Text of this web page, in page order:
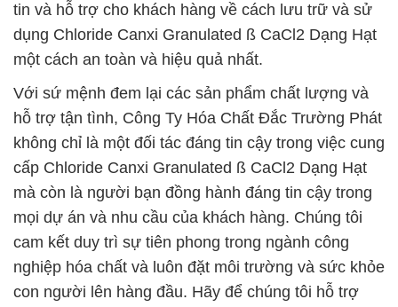
tin và hỗ trợ cho khách hàng về cách lưu trữ và sử
dụng Chloride Canxi Granulated ß CaCl2 Dạng Hạt
một cách an toàn và hiệu quả nhất.
Với sứ mệnh đem lại các sản phẩm chất lượng và
hỗ trợ tận tình, Công Ty Hóa Chất Đắc Trường Phát
không chỉ là một đối tác đáng tin cậy trong việc cung
cấp Chloride Canxi Granulated ß CaCl2 Dạng Hạt
mà còn là người bạn đồng hành đáng tin cậy trong
mọi dự án và nhu cầu của khách hàng. Chúng tôi
cam kết duy trì sự tiên phong trong ngành công
nghiệp hóa chất và luôn đặt môi trường và sức khỏe
con người lên hàng đầu. Hãy để chúng tôi hỗ trợ